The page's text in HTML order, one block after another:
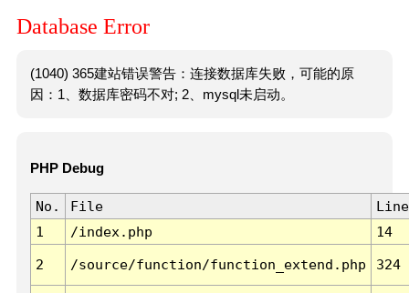
Database Error
(1040) 365建站错误警告：连接数据库失败，可能的原
因：1、数据库密码不对; 2、mysql未启动。
PHP Debug
No. File
Line
1
/index.php 14
2 /source/function/function_extend.php 324